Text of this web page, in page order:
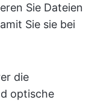
Sie Dateien
Sie sie bei
die
optische